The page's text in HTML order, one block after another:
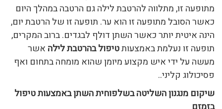
מתופעה זו, מתלווה להרטבת לילה גם הרטבה במהלך היום
כאשר הסובל מתופעה זו הוא ער. תופעה זו של הרטבת יום,
הינה איטית יותר כאשר השתן דולף לבגדים. ברוב המקרים,
תופעה זו נעלמת באמצעותטיפול בהרטבת לילה אשר
מעשה על ידי איש מקצוע מיומן שהוא מומחה בתחום ואף
פסיכולוג קליני..
שיקום מנגנון השליטה בשלפוחית השתן באמצעות טיפול